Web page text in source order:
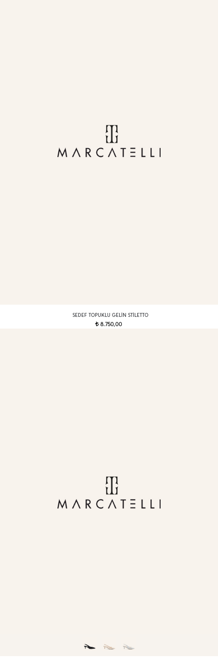
SEDEF TOPUKLU GELIN STILETTO
t8.750,00